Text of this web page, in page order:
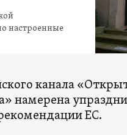
настроенные
канала
намерена
ЕС.